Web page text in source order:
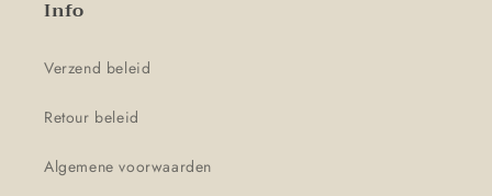
Info
Verzend beleid
Retour beleid
Algemene voorwaarden